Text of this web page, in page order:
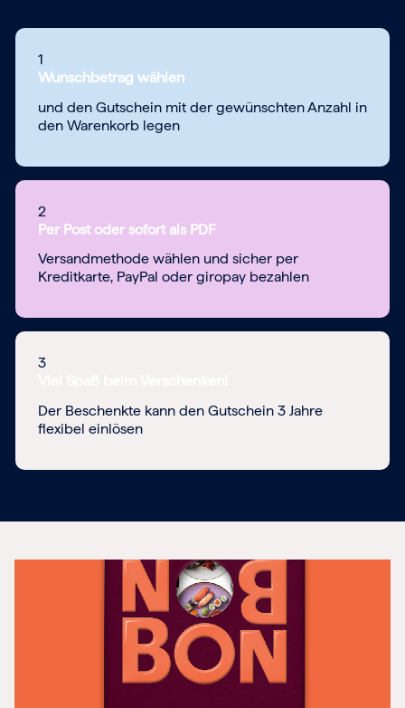
1
Wunschbetrag wählen
und den Gutschein mit der gewünschten Anzahl in
den Warenkorb legen
2
Per Post oder sofort als PDF
Versandmethode wählen und sicher per
Kreditkarte, PayPal oder giropay bezahlen
3
Der Beschenkte kann den Gutschein 3 Jahre
flexibel einlösen